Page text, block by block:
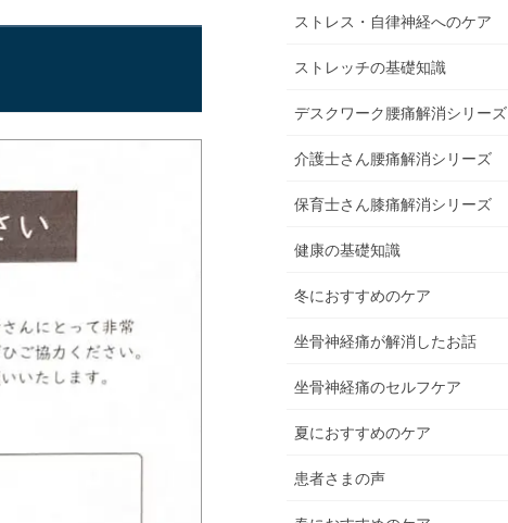
ストレス・自律神経へのケア
ストレッチの基礎知識
デスクワーク腰痛解消シリーズ
介護士さん腰痛解消シリーズ
保育士さん膝痛解消シリーズ
健康の基礎知識
冬におすすめのケア
坐骨神経痛が解消したお話
坐骨神経痛のセルフケア
夏におすすめのケア
患者さまの声